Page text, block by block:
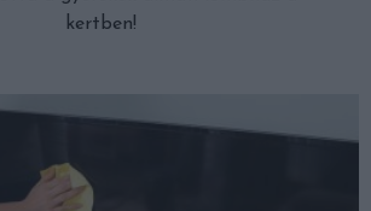
kertben!